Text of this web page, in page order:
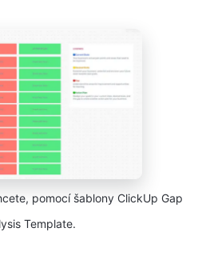
pomocí šablony ClickUp Gap
Template.